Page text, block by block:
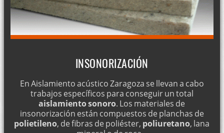
INSONORIZACIÓN
En Aislamiento acústico Zaragoza se llevan a cabo
trabajos específicos para conseguir un total
aislamiento sonoro. Los materiales de
insonorización están compuestos de planchas de
polietileno, de fibras de poliéster, poliuretano, lana